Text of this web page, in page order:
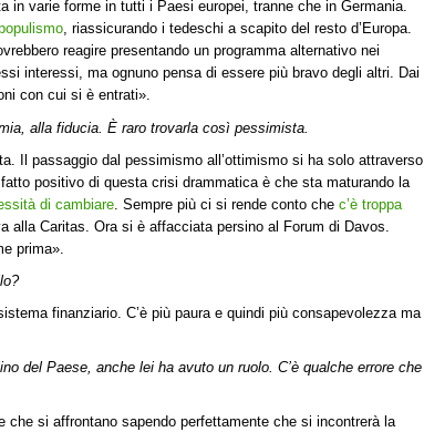
in varie forme in tutti i Paesi europei, tranne che in Germania.
, riassicurando i tedeschi a scapito del resto d’Europa.
reagire presentando un programma alternativo nei
interessi, ma ognuno pensa di essere più bravo degli altri. Dai
con cui si è entrati».
alla fiducia. È raro trovarla così pessimista.
Il passaggio dal pessimismo all’ottimismo si ha solo attraverso
positivo di questa crisi drammatica è che sta maturando la
di cambiare . Sempre più ci si rende conto che c’è troppa
alla Caritas. Ora si è affacciata persino al Forum di Davos.
prima».
finanziario. C’è più paura e quindi più consapevolezza ma
del Paese, anche lei ha avuto un ruolo. C’è qualche errore che
che si affrontano sapendo perfettamente che si incontrerà la